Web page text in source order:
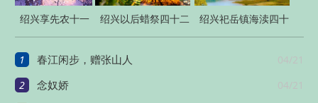
绍兴享先农十一
首
绍兴以后蜡祭四十二
首
绍兴祀岳镇海渎四十
三首
1 04/21
春江闲步，赠张山人
2 04/21
念奴娇